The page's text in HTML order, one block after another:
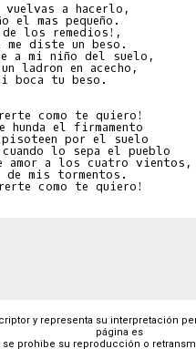
a hacerlo,
mas pequeño.
los remedios!,
diste un beso.
a mi niño del suelo,
ladron en acecho,
boca tu beso.
como te quiero!
hunda el firmamento
por el suelo
lo sepa el pueblo
amor a los cuatro vientos,
de mis tormentos.
y representa su interpretación
página es
se prohibe su reproducción o